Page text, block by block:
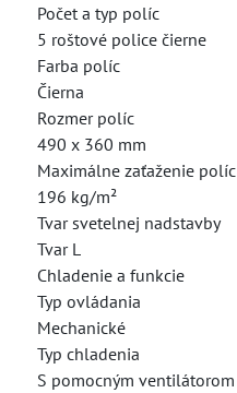
Počet a typ políc
5 roštové police čierne
Farba políc
Čierna
Rozmer políc
490 x 360 mm
Maximálne zaťaženie políc
196 kg/m²
Tvar svetelnej nadstavby
Tvar L
Chladenie a funkcie
Typ ovládania
Mechanické
Typ chladenia
S pomocným ventilátorom